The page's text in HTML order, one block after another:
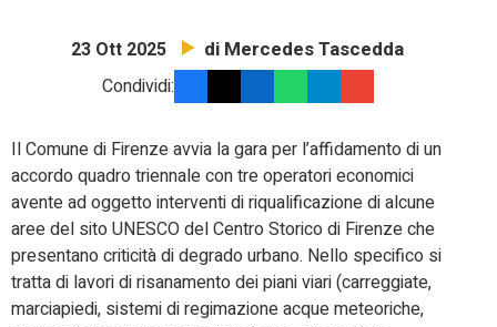
23 Ott 2025 di Mercedes Tascedda
Condividi:
Il Comune di Firenze avvia la gara per l’affidamento di un
accordo quadro triennale con tre operatori economici
avente ad oggetto interventi di riqualificazione di alcune
aree del sito UNESCO del Centro Storico di Firenze che
presentano criticità di degrado urbano. Nello specifico si
tratta di lavori di risanamento dei piani viari (carreggiate,
marciapiedi, sistemi di regimazione acque meteoriche,